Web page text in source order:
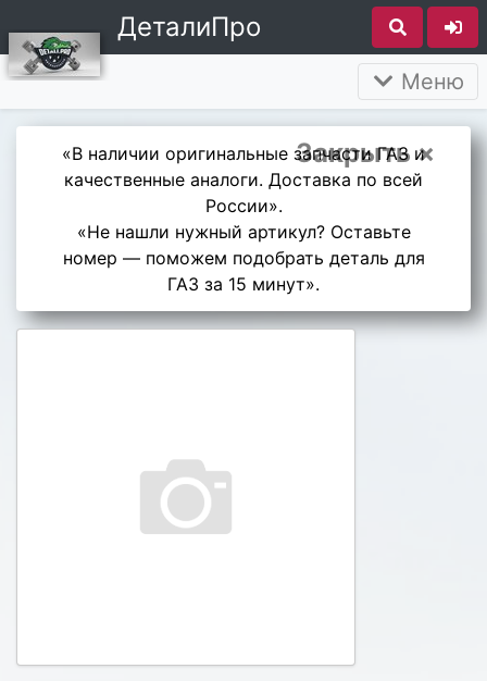
ДеталиПро
Меню
Закрыть ×
«В наличии оригинальные запчасти ГАЗ и
качественные аналоги. Доставка по всей
России».
«Не нашли нужный артикул? Оставьте
номер — поможем подобрать деталь для
ГАЗ за 15 минут».